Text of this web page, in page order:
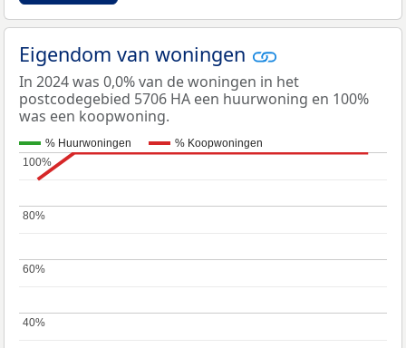
Eigendom van woningen
In 2024 was 0,0% van de woningen in het
postcodegebied 5706 HA een huurwoning en 100%
was een koopwoning.
% Huurwoningen % Koopwoningen
40%
40%
60%
60%
80%
80%
100%
100%